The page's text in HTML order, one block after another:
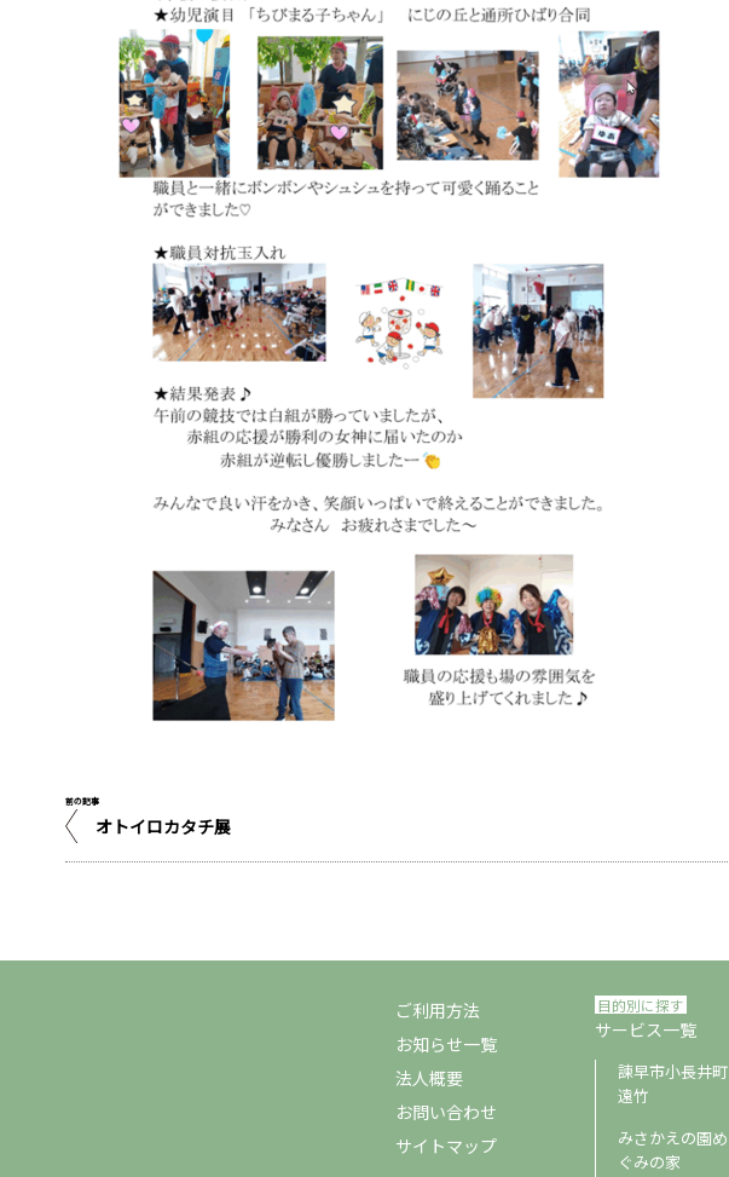
前の記事
オトイロカタチ展
ご利用方法
お知らせ一覧
法人概要
お問い合わせ
サイトマップ
目的別に探す
サービス一覧
諫早市小長井町
遠竹
みさかえの園め
ぐみの家